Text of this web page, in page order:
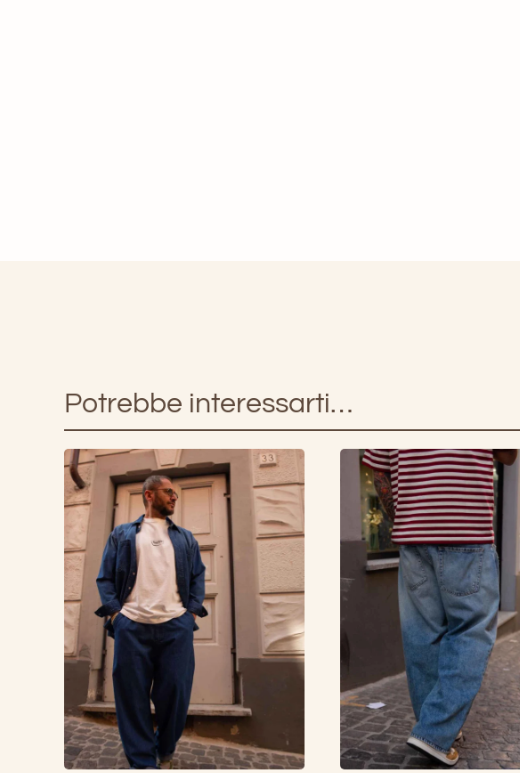
Potrebbe interessarti…